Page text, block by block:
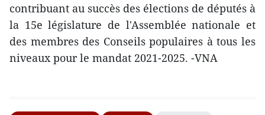
contribuant au succès des élections de députés à
la 15e législature de l'Assemblée nationale et
des membres des Conseils populaires à tous les
niveaux pour le mandat 2021-2025. -VNA